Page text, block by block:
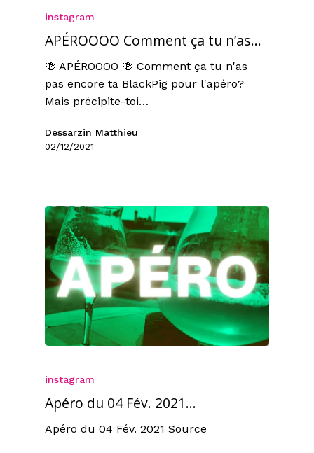
instagram
APÉROOOO Comment ça tu n’as…
🍻 APÉROOOO 🍻 Comment ça tu n'as
pas encore ta BlackPig pour l'apéro?
Mais précipite-toi…
Dessarzin Matthieu
02/12/2021
instagram
Apéro du 04 Fév. 2021…
Apéro du 04 Fév. 2021 Source